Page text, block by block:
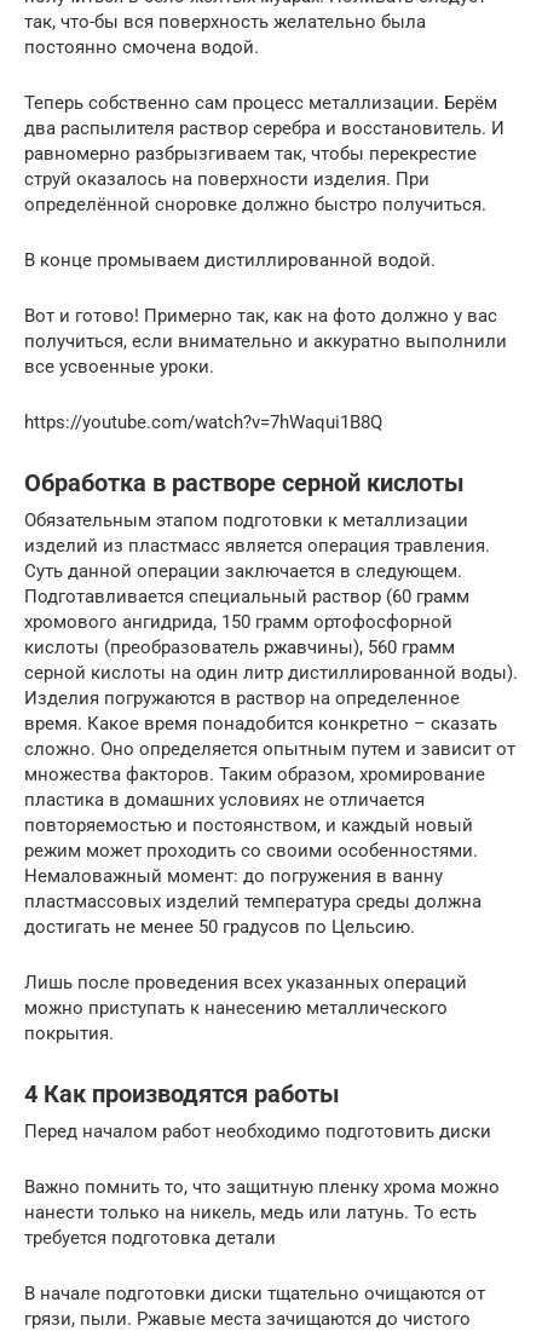
так, что-бы вся поверхность желательно была
постоянно смочена водой.
Теперь собственно сам процесс металлизации. Берём
два распылителя раствор серебра и восстановитель. И
равномерно разбрызгиваем так, чтобы перекрестие
струй оказалось на поверхности изделия. При
определённой сноровке должно быстро получиться.
В конце промываем дистиллированной водой.
Вот и готово! Примерно так, как на фото должно у вас
получиться, если внимательно и аккуратно выполнили
все усвоенные уроки.
https://youtube.com/watch?v=7hWaqui1B8Q
Обработка в растворе серной кислоты
Обязательным этапом подготовки к металлизации
изделий из пластмасс является операция травления.
Суть данной операции заключается в следующем.
Подготавливается специальный раствор (60 грамм
хромового ангидрида, 150 грамм ортофосфорной
кислоты (преобразователь ржавчины), 560 грамм
серной кислоты на один литр дистиллированной воды).
Изделия погружаются в раствор на определенное
время. Какое время понадобится конкретно – сказать
сложно. Оно определяется опытным путем и зависит от
множества факторов. Таким образом, хромирование
пластика в домашних условиях не отличается
повторяемостью и постоянством, и каждый новый
режим может проходить со своими особенностями.
Немаловажный момент: до погружения в ванну
пластмассовых изделий температура среды должна
достигать не менее 50 градусов по Цельсию.
Лишь после проведения всех указанных операций
можно приступать к нанесению металлического
покрытия.
4 Как производятся работы
Перед началом работ необходимо подготовить диски
Важно помнить то, что защитную пленку хрома можно
нанести только на никель, медь или латунь. То есть
требуется подготовка детали
В начале подготовки диски тщательно очищаются от
грязи, пыли. Ржавые места зачищаются до чистого